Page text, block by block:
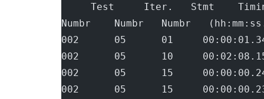
Test     Iter.   Stmt
Numbr    Numbr   Numbr
002      05      01     00:00:01.34
002      05      10     00:02:08.15
002      05      15     00:00:00.24
002      05      15     00:00:00.23